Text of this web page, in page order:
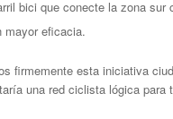
bici que conecte la zona
mayor eficacia.
firmemente esta iniciativa
una red ciclista lógica para